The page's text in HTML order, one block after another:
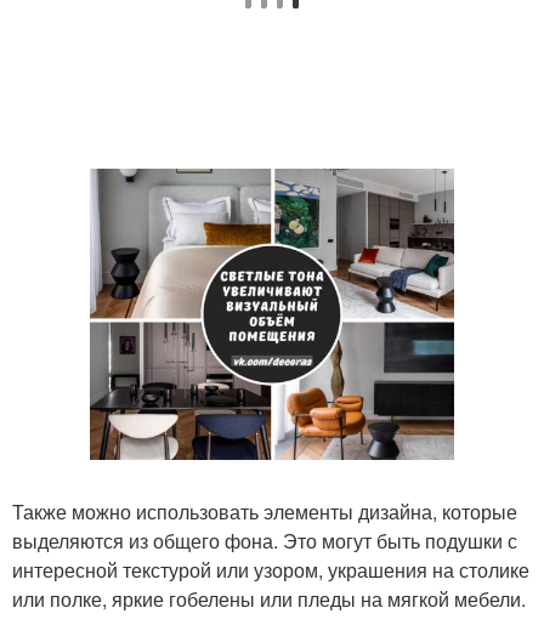
Также можно использовать элементы дизайна, которые
выделяются из общего фона. Это могут быть подушки с
интересной текстурой или узором, украшения на столике
или полке, яркие гобелены или пледы на мягкой мебели.